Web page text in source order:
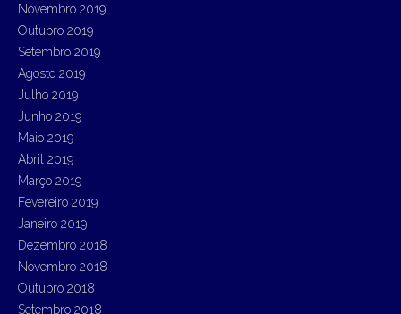
Novembro 2019
Outubro 2019
Setembro 2019
Agosto 2019
Julho 2019
Junho 2019
Maio 2019
Abril 2019
Março 2019
Fevereiro 2019
Janeiro 2019
Dezembro 2018
Novembro 2018
Outubro 2018
Setembro 2018